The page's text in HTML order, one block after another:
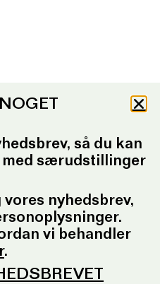
så du kan
med særudstillinger
nyhedsbrev,
vi behandler
.